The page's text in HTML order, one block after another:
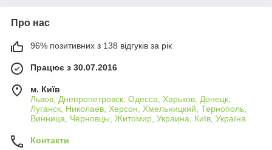
Про нас
96% позитивних з 138 відгуків за рік
Працює з 30.07.2016
м. Київ
Львов, Днепропетровск, Одесса, Харьков, Донецк,
Луганск, Николаев, Херсон, Хмельницкий, Тернополь,
Винница, Черновцы, Житомир, Украина, Київ, Україна
Контакти